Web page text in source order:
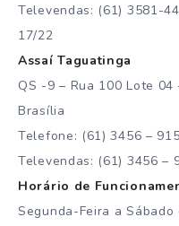
Televendas: (61) 3581-
17/22
Assaí Taguatinga
QS -9 – Rua 100 Lote 04
Brasília
Telefone: (61) 3456 –
Televendas: (61) 3456 –
Horário de
Segunda-Feira a